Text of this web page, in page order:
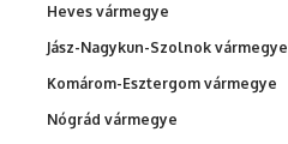
Heves vármegye
Jász-Nagykun-Szolnok vármegye
Komárom-Esztergom vármegye
Nógrád vármegye